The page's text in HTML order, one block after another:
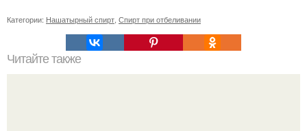
Категории: Нашатырный спирт Спирт при отбеливании
Читайте также